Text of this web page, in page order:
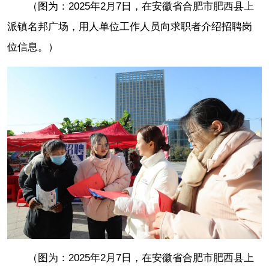
（图为：2025年2月7日，在安徽省合肥市肥西县上
派镇名邦广场，用人单位工作人员向求职者介绍招聘岗
位信息。）
（图为：2025年2月7日，在安徽省合肥市肥西县上